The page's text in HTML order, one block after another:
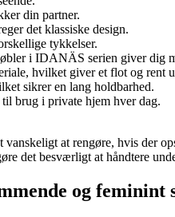
din partner.
det klassiske design.
tykkelser.
i IDANÄS serien giver dig
hvilket giver et flot og rent
sikrer en lang holdbarhed.
brug i private hjem hver dag.
at rengøre, hvis der
det besværligt at håndtere
og feminint